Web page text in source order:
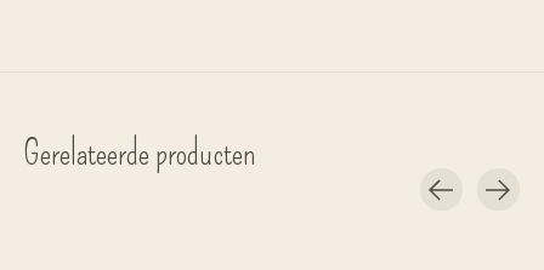
Gerelateerde producten